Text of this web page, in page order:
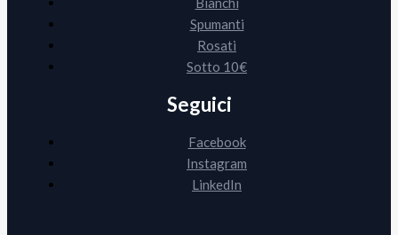
Spumanti
Rosati
Sotto 10€
Seguici
Facebook
Instagram
LinkedIn